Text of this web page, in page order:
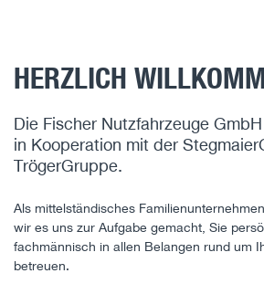
HERZLICH
Die Fischer Nutzfahrzeuge
in Kooperation mit der
TrögerGruppe.
Als mittelständisches
wir es uns zur Aufgabe gemacht, Sie
fachmännisch in allen Belangen rund um
betreuen.